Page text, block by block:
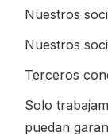
Nuestros
Nuestros
Terceros
Solo
puedan